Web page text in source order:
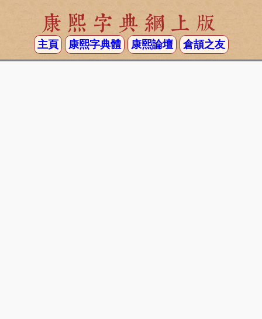
康熙字典網上版
主頁 康熙字典體 康熙論壇 倉頡之友